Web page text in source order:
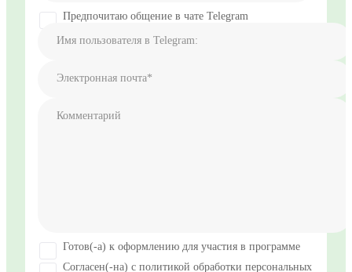
+1Предпочитаю общение в чате Telegram
Имя пользователя в Telegram:
Электронная почта*
Комментарий
Готов(-а) к оформлению для участия в программе
Согласен(-на) с политикой обработки персональных